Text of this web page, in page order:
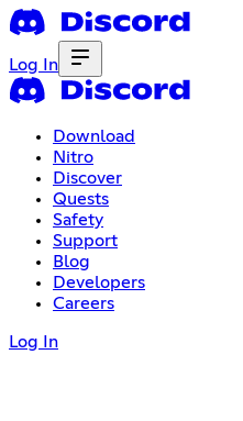
Log In
Download
Nitro
Discover
Quests
Safety
Support
Blog
Developers
Careers
Log In